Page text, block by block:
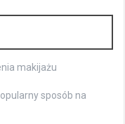
makijażu
sposób na